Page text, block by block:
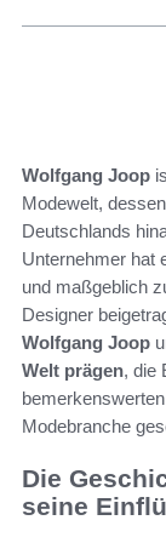
Wolfgang Joop
Modewelt,
Deutschlands
Unternehmer hat
und maßgeblich
Designer
Wolfgang Joop
Welt prägen, die
Modebranche
Die
seine